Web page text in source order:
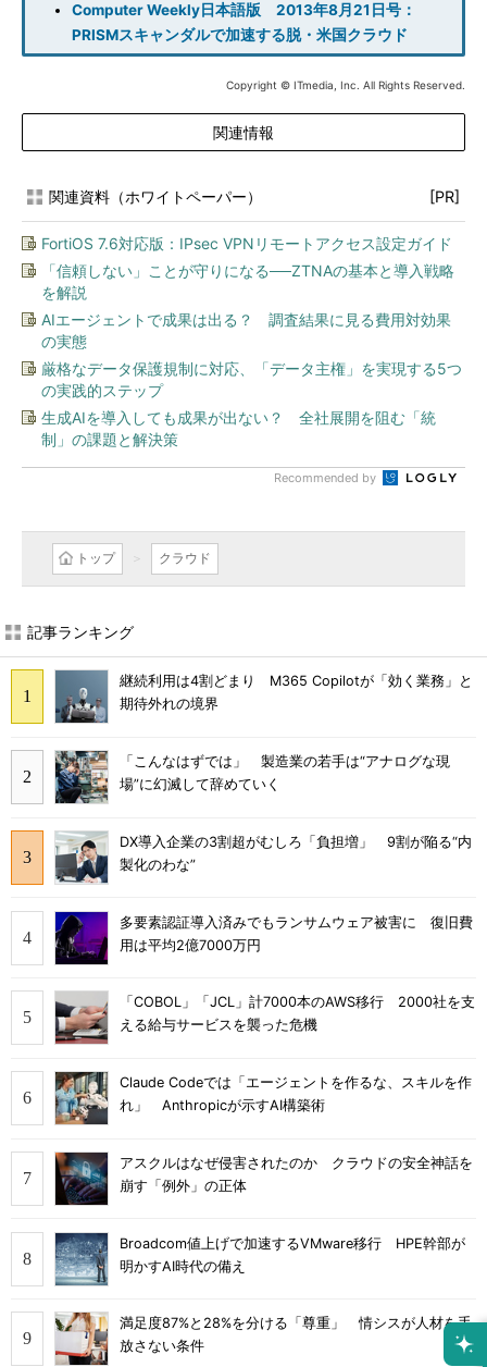
Computer Weekly日本語版 2013年8月21日号：
PRISMスキャンダルで加速する脱・米国クラウド
Copyright © ITmedia, Inc. All Rights Reserved.
関連情報
関連資料（ホワイトペーパー） [PR]
FortiOS 7.6対応版：IPsec VPNリモートアクセス設定ガイド
「信頼しない」ことが守りになる──ZTNAの基本と導入戦略
を解説
AIエージェントで成果は出る？ 調査結果に見る費用対効果
の実態
厳格なデータ保護規制に対応、「データ主権」を実現する5つ
の実践的ステップ
生成AIを導入しても成果が出ない？ 全社展開を阻む「統
制」の課題と解決策
Recommended by
トップ クラウド
記事ランキング
継続利用は4割どまり M365 Copilotが「効く業務」と
期待外れの境界
「こんなはずでは」 製造業の若手は“アナログな現
場”に幻滅して辞めていく
DX導入企業の3割超がむしろ「負担増」 9割が陥る“内
製化のわな”
多要素認証導入済みでもランサムウェア被害に 復旧費
用は平均2億7000万円
「COBOL」「JCL」計7000本のAWS移行 2000社を支
える給与サービスを襲った危機
Claude Codeでは「エージェントを作るな、スキルを作
れ」 Anthropicが示すAI構築術
アスクルはなぜ侵害されたのか クラウドの安全神話を
崩す「例外」の正体
Broadcom値上げで加速するVMware移行 HPE幹部が
明かすAI時代の備え
満足度87%と28%を分ける「尊重」 情シスが人材を手
放さない条件